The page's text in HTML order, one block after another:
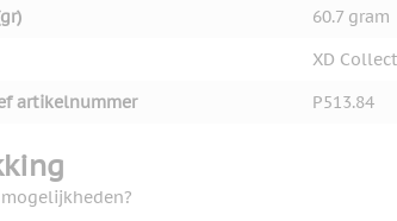
60.7 gram
XD
artikelnummer
P513.84